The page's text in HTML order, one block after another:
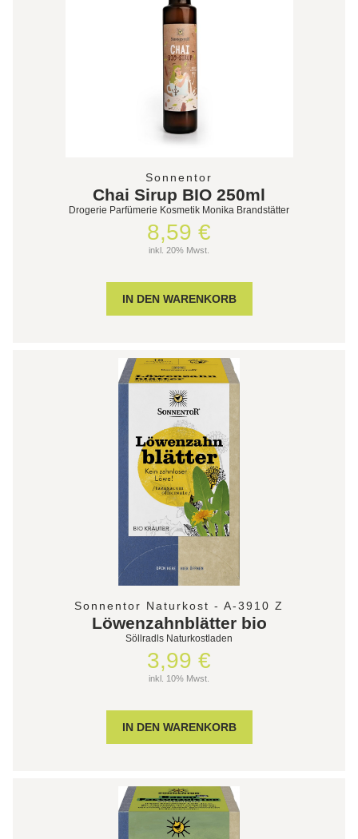
Sonnentor
Chai Sirup BIO 250ml
Drogerie Parfümerie Kosmetik Monika Brandstätter
8,59 €
inkl. 20% Mwst.
Sonnentor Naturkost - A-3910 Z
Löwenzahnblätter bio
Söllradls Naturkostladen
3,99 €
inkl. 10% Mwst.